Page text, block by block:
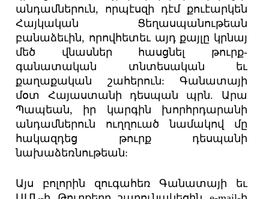
անդամներուն, որպէսզի դէմ քուէարկեն
Հայկական Ցեղասպանութեան
բանաձեւին, որովհետեւ այդ քայլը կրնայ
մեծ վնասներ հասցնել թուրք-
գանատական տնտեսական եւ
քաղաքական շահերուն: Գանատայի
մօտ Հայաստանի դեսպան պրն. Արա
Պապեան, իր կարգին խորհրդարանի
անդամներուն ուղղուած նամակով մը
հակազդեց թուրք դեսպանի
նախաձեռնութեան:
Այս բոլորին զուգահեռ Գանատայի եւ